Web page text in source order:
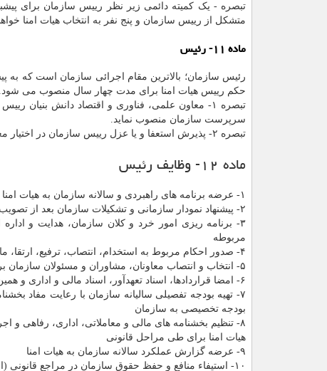
تبصره - یک کمیته دائمی زیر نظر رییس سازمان برای
متشکل از رییس سازمان و پنج نفر به انتخاب هیات امنا
ماده ۱۱- رئیس
رئیس سازمان؛ بالاترین مقام اجرائی سازمان است که به
حکم رییس هیات امنا برای مدت چهار سال منصوب می شود.
تبصره ۱- معاون علمی، فناوری و اقتصاد دانش
سرپرست سازمان منصوب نماید.
تبصره ۲- پذیرش استعفا و یا عزل رییس سازمان در اختیار معاون علمی، فناوری و اقتصاد دانش بنیان رییس جمهور خواهد بود.
ماده ۱۲- وظایف رئیس
۱- عرضه برنامه های راهبردی و سالانه سازمان به هیات امنا
۲- پیشنهاد نمودار سازمانی و تشکیلات سازمان بعد از تصویب هیات امنا به سازمان اداری و استخدامی کشور برای تأیید و طی مراحل قانونی
۳- برنامه ریزی امور خرد و کلان سازمان، هدایت و
مربوطه
۴- صدور احکام مربوط به استخدام، انتصاب، ترفیع، ارتقا، ماموریت، اخراج و… کارکنان سازمان در قالب قوانین و مقررات مربوطه
۵- انتخاب و انتصاب معاونان، مشاوران و مسئولان سازمان برمبنای نمودار سازمانی و تشکیلات مصوب سازمان و عزل آنان
۶- امضا قراردادها، اسناد تعهدآور، اسناد مالی و اداری و همین طور مکاتبات سازمان در قالب ضوابط و مقررات مربوطه
۷- تهیه بودجه تفصیلی سالیانه سازمان با رعایت مفاد
بودجه تخصیصی به سازمان
۸- تنظیم بخشنامه های مالی و معاملاتی، اداری، رفاهی و
هیات امنا برای طی مراحل قانونی
۹- عرضه گزارش عملکرد سالانه سازمان به هیات امنا
۱۰- استیفاء منافع و حفظ حقوق سازمان در مراجع قانونی (اعم از قضائی، اجرایی، اداری و…) به نمایندگی از سازمان